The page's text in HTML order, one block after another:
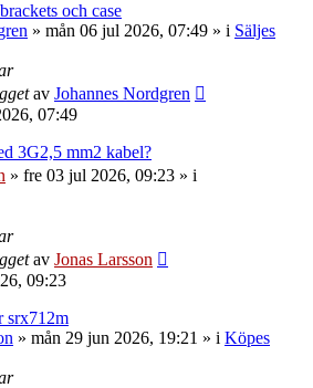
och case
» mån 06 jul 2026, 07:49 » i Säljes
av Johannes Nordgren
07:49
3G2,5 mm2 kabel?
» fre 03 jul 2026, 09:23 » i
av Jonas Larsson
09:23
srx712m
» mån 29 jun 2026, 19:21 » i Köpes